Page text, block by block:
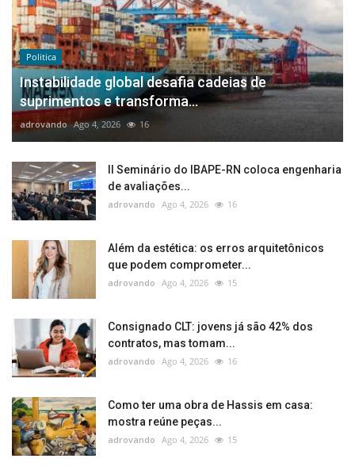
Politica
Instabilidade global desafia cadeias de
suprimentos e transforma...
adrovando Ago 4, 2026 16
II Seminário do IBAPE-RN coloca engenharia
de avaliações...
adrovando Ago 4, 2026 16
Além da estética: os erros arquitetônicos
que podem comprometer...
adrovando Ago 4, 2026 15
Consignado CLT: jovens já são 42% dos
contratos, mas tomam...
adrovando Ago 4, 2026 16
Como ter uma obra de Hassis em casa:
mostra reúne peças...
adrovando Ago 4, 2026 15